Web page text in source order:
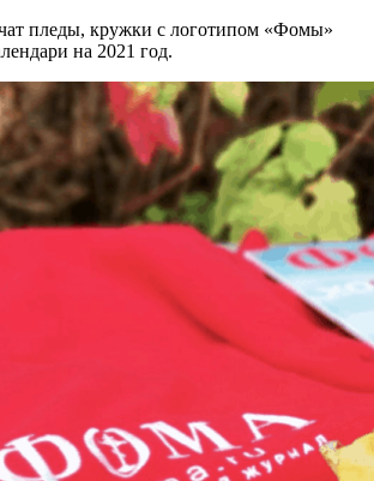
пледы, кружки с логотипом «Фомы»
на 2021 год.